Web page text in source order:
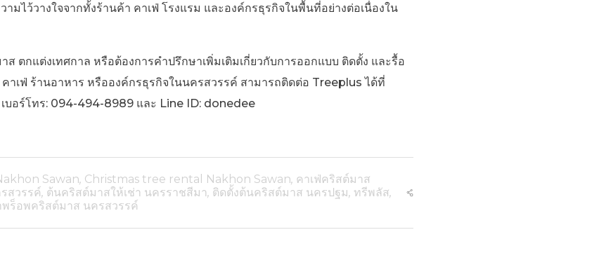
มไว้วางใจจากทั้งร้านค้า คาเฟ่ โรงแรม และองค์กรธุรกิจในพื้นที่อย่างต่อเนื่องใน
ตกแต่งเทศกาล หรือต้องการคำปรึกษาเพิ่มเติมเกี่ยวกับการออกแบบ ติดตั้ง และรื้อ
าเฟ่ ร้านอาหาร หรือองค์กรธุรกิจในนครสวรรค์ สามารถติดต่อ Treeplus ได้ที่
เบอร์โทร: 094-494-8989 และ Line ID: donedee
Sawan, Christmas tree rental Nakhon Sawan, คาเฟ่คริสต์มาส
สวรรค์, ต้นคริสต์มาสให้เช่า นครราชสีมา, ติดตั้งต้นคริสต์มาส นครปฐม, ทรีพลัส,
พร็อพคริสต์มาส นครสวรรค์